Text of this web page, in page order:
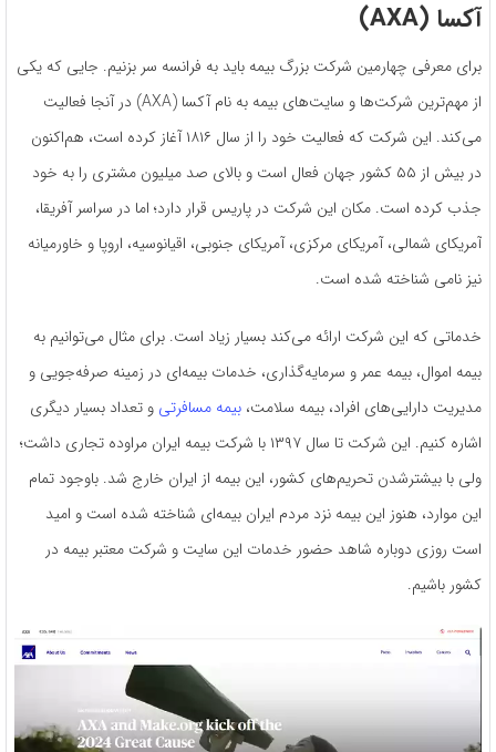
آکسا (AXA
)
برای معرفی چهارمین شرکت بزرگ بیمه باید به فرانسه سر بزنیم. جایی که یکی
از مهم‌ترین شرکت‌ها و سایت‌های بیمه به نام آکسا (AXA) در آنجا فعالیت
می‌کند. این شرکت که فعالیت خود را از سال ۱۸۱۶ آغاز کرده است، هم‌اکنون
در بیش از ۵۵ کشور جهان فعال است و بالای صد میلیون مشتری را به خود
جذب کرده است. مکان این شرکت در پاریس قرار دارد؛ اما در سراسر آفریقا،
آمریکای شمالی، آمریکای مرکزی، آمریکای جنوبی، اقیانوسیه، اروپا و خاورمیانه
نیز نامی شناخته شده است.
خدماتی که این شرکت ارائه می‌کند بسیار زیاد است. برای مثال می‌توانیم به
بیمه اموال، بیمه عمر و سرمایه‌گذاری، خدمات بیمه‌ای در زمینه‌ صرفه‌جویی و
مدیریت دارایی‌های افراد، بیمه سلامت، بیمه مسافرتی و تعداد بسیار دیگری
اشاره کنیم. این شرکت تا سال ۱۳۹۷ با شرکت بیمه ایران مراوده تجاری داشت؛
ولی با بیشترشدن تحریم‌های کشور، این بیمه از ایران خارج شد. باوجود تمام
این موارد، هنوز این بیمه نزد مردم ایران بیمه‌ای شناخته شده است و امید
است روزی دوباره شاهد حضور خدمات این سایت و شرکت معتبر بیمه در
کشور باشیم.